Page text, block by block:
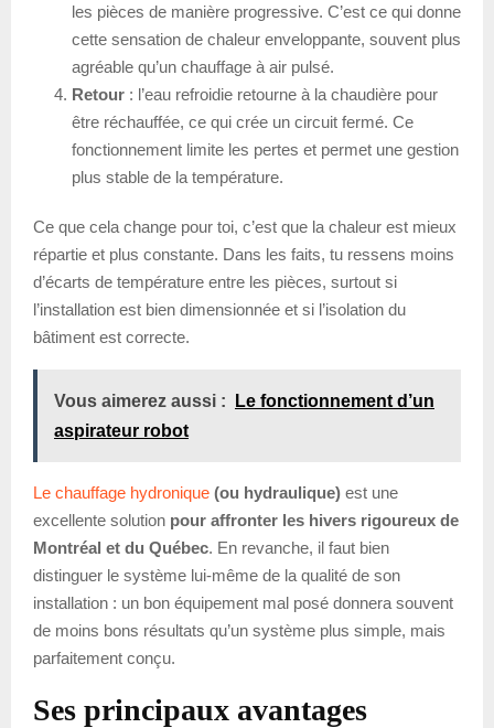
les pièces de manière progressive. C’est ce qui donne
cette sensation de chaleur enveloppante, souvent plus
agréable qu’un chauffage à air pulsé.
Retour : l’eau refroidie retourne à la chaudière pour
être réchauffée, ce qui crée un circuit fermé. Ce
fonctionnement limite les pertes et permet une gestion
plus stable de la température.
Ce que cela change pour toi, c’est que la chaleur est mieux
répartie et plus constante. Dans les faits, tu ressens moins
d’écarts de température entre les pièces, surtout si
l’installation est bien dimensionnée et si l’isolation du
bâtiment est correcte.
Vous aimerez aussi :
Le fonctionnement d’un
aspirateur robot
Le chauffage hydronique (ou hydraulique) est une
excellente solution pour affronter les hivers rigoureux de
Montréal et du Québec. En revanche, il faut bien
distinguer le système lui-même de la qualité de son
installation : un bon équipement mal posé donnera souvent
de moins bons résultats qu’un système plus simple, mais
parfaitement conçu.
Ses principaux avantages